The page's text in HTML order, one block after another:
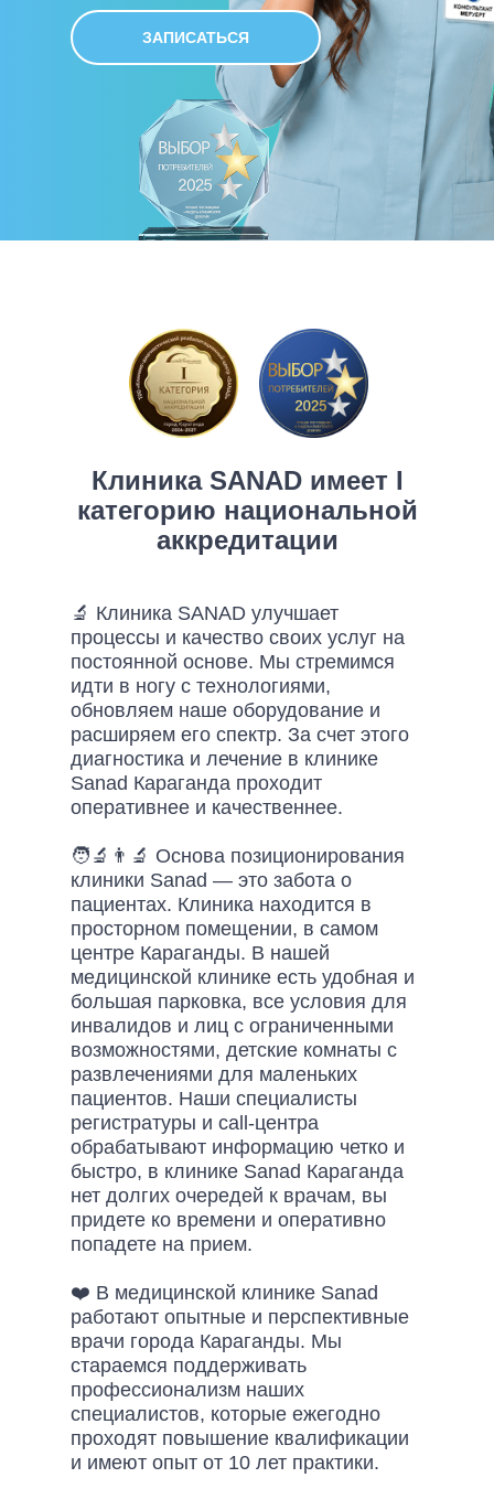
ЗАПИСАТЬСЯ
Клиника SANAD имеет I
категорию национальной
аккредитации
🔬 Клиника SANAD улучшает
процессы и качество своих услуг на
постоянной основе. Мы стремимся
идти в ногу с технологиями,
обновляем наше оборудование и
расширяем его спектр. За счет этого
диагностика и лечение в клинике
Sanad Караганда проходит
оперативнее и качественнее.
🧑‍🔬👨‍🔬 Основа позиционирования
клиники Sanad — это забота о
пациентах. Клиника находится в
просторном помещении, в самом
центре Караганды. В нашей
медицинской клинике есть удобная и
большая парковка, все условия для
инвалидов и лиц с ограниченными
возможностями, детские комнаты с
развлечениями для маленьких
пациентов. Наши специалисты
регистратуры и call-центра
обрабатывают информацию четко и
быстро, в клинике Sanad Караганда
нет долгих очередей к врачам, вы
придете ко времени и оперативно
попадете на прием.
❤️ В медицинской клинике Sanad
работают опытные и перспективные
врачи города Караганды. Мы
стараемся поддерживать
профессионализм наших
специалистов, которые ежегодно
проходят повышение квалификации
и имеют опыт от 10 лет практики.